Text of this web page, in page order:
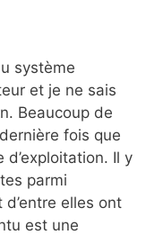
système
et je ne sais
Beaucoup de
fois que
Il y
parmi
elles ont
est une